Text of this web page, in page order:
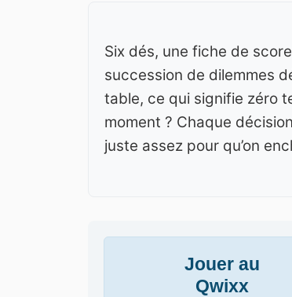
Six dés, une fiche de
succession de dilemmes
table, ce qui signifie zéro
moment ? Chaque
juste assez pour qu’on
Jouer au
Qwixx